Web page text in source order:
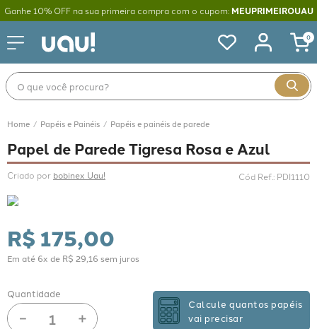
Ganhe 10% OFF na sua primeira compra com o cupom: MEUPRIMEIROUAU
0
O que você procura?
Papéis e Painéis Papéis e painéis de parede
Papel de Parede Tigresa Rosa e Azul
Criado por bobinex Uau! Cód Ref.: PDI1110
R$ 175,00
Em até 6x de R$ 29 16 sem juros
Quantidade
＋
－
Calcule quantos papéis
vai precisar